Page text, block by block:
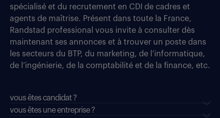
spécialisé et du recrutement en CDI de cadres et
agents de maîtrise. Présent dans toute la France,
Randstad professional vous invite à consulter dès
maintenant ses annonces et à trouver un poste dans
les secteurs du BTP, du marketing, de l’informatique,
de l’ingénierie, de la comptabilité et de la finance, etc.
vous êtes candidat ?
vous êtes une entreprise ?